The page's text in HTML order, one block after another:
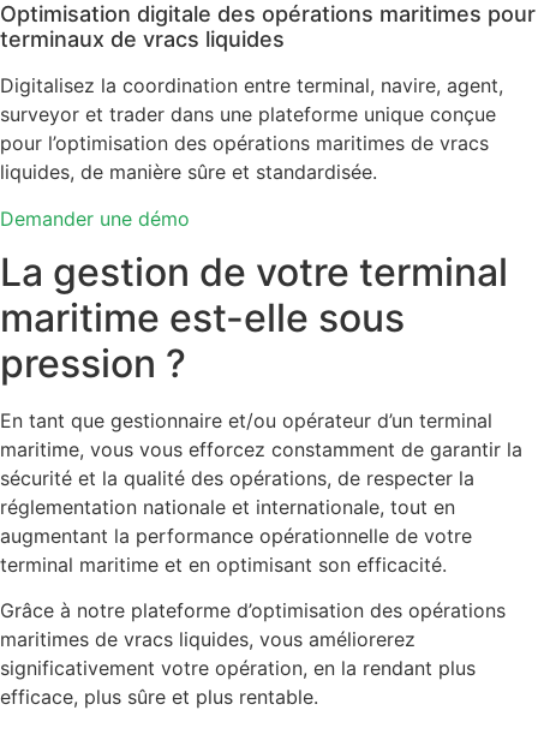
Optimisation digitale des opérations maritimes pour
terminaux de vracs liquides
Digitalisez la coordination entre terminal, navire, agent,
surveyor et trader dans une plateforme unique conçue
pour l’optimisation des opérations maritimes de vracs
liquides, de manière sûre et standardisée.
Demander une démo
La gestion de votre terminal
maritime est-elle sous
pression ?
En tant que gestionnaire et/ou opérateur d’un terminal
maritime, vous vous efforcez constamment de garantir la
sécurité et la qualité des opérations, de respecter la
réglementation nationale et internationale, tout en
augmentant la performance opérationnelle de votre
terminal maritime et en optimisant son efficacité.
Grâce à notre plateforme d’optimisation des opérations
maritimes de vracs liquides, vous améliorerez
significativement votre opération, en la rendant plus
efficace, plus sûre et plus rentable.